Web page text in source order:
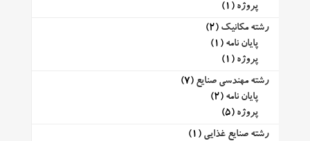
پروژه (1)
رشته مکانیک (2)
پایان نامه (1)
پروژه (1)
رشته مهندسی صنایع (7)
پایان نامه (2)
پروژه (5)
رشته صنایع غذایی (1)